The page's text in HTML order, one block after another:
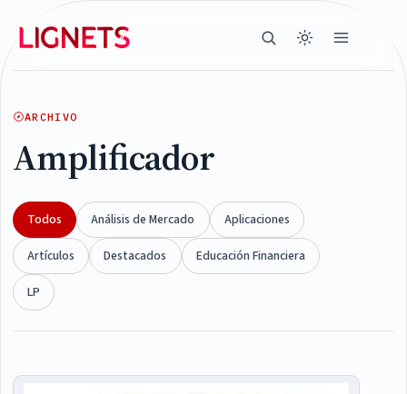
ARCHIVO
Amplificador
Todos Análisis de Mercado
Aplicaciones
Artículos
Destacados
Educación Financiera
LP